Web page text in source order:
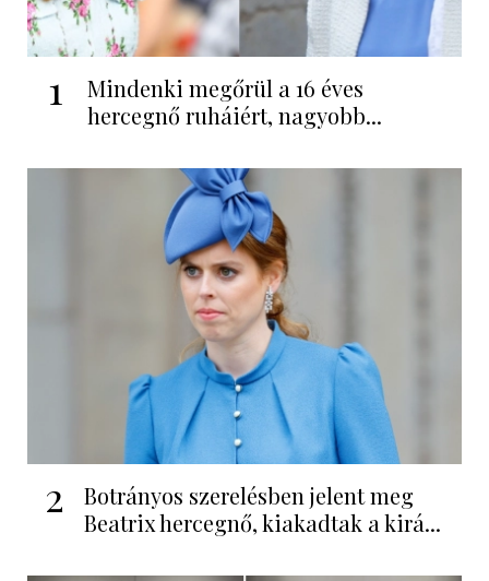
1
Mindenki megőrül a 16 éves
hercegnő ruháiért, nagyobb...
2
Botrányos szerelésben jelent meg
Beatrix hercegnő, kiakadtak a kirá...